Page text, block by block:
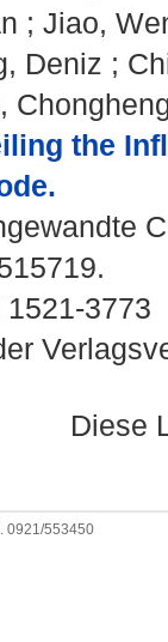
; Jiao,
Deniz ;
the
1521-3773
Diese
0921/553450